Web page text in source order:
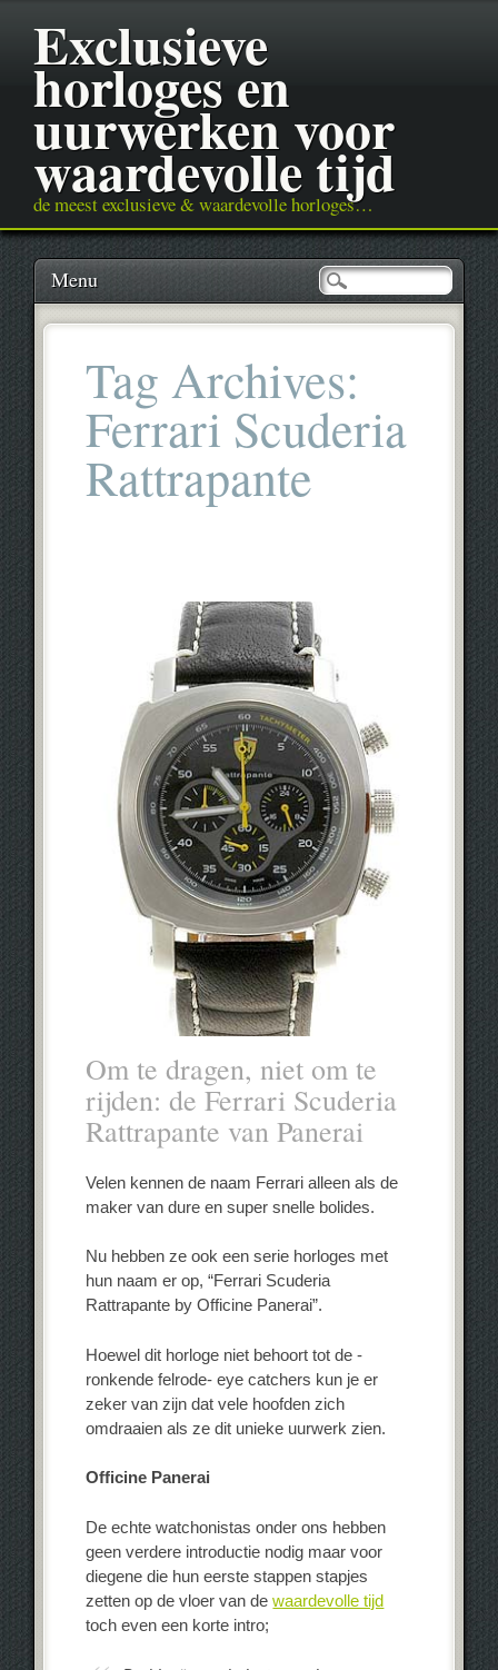
Exclusieve
horloges en
uurwerken voor
waardevolle tijd
de meest exclusieve & waardevolle horloges…
Main menu
Skip
content
Menu
Tag Archives:
Ferrari Scuderia
Rattrapante
Om te dragen, niet om te
rijden: de Ferrari Scuderia
Rattrapante van Panerai
Velen kennen de naam Ferrari alleen als de
maker van dure en super snelle bolides.
Nu hebben ze ook een serie horloges met
hun naam er op, “Ferrari Scuderia
Rattrapante by Officine Panerai”.
Hoewel dit horloge niet behoort tot de -
ronkende felrode- eye catchers kun je er
zeker van zijn dat vele hoofden zich
omdraaien als ze dit unieke uurwerk zien.
Officine Panerai
De echte watchonistas onder ons hebben
geen verdere introductie nodig maar voor
diegene die hun eerste stappen stapjes
zetten op de vloer van dewaardevolle tijd
toch even een korte intro;